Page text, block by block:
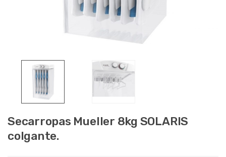
Secarropas Mueller 8kg SOLARIS
colgante.